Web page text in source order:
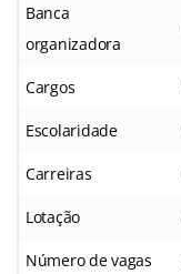
Banca
organizadora
Cargos
Escolaridade
Carreiras
Lotação
Número de vagas